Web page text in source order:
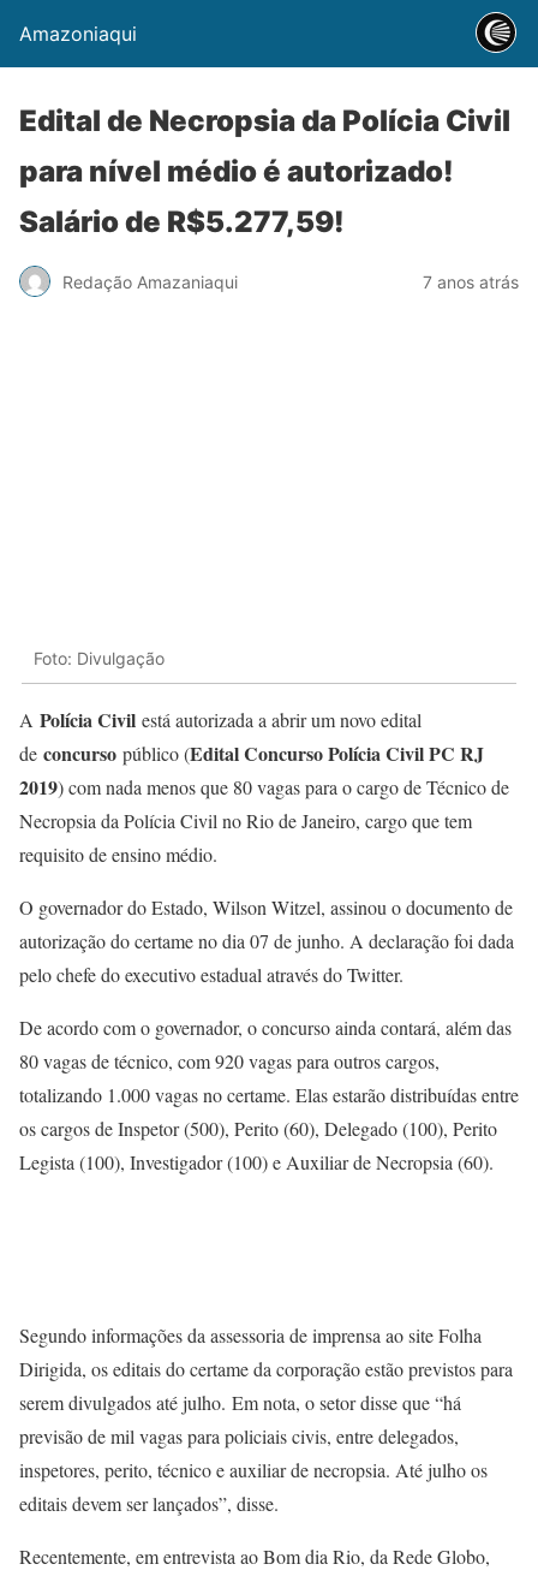
Amazoniaqui
Edital de Necropsia da Polícia Civil
para nível médio é autorizado!
Salário de R$5.277,59!
Redação Amazaniaqui 7 anos atrás
Foto: Divulgação
A Polícia Civil está autorizada a abrir um novo edital
de concurso público (Edital Concurso Polícia Civil PC RJ
2019) com nada menos que 80 vagas para o cargo de Técnico de
Necropsia da Polícia Civil no Rio de Janeiro, cargo que tem
requisito de ensino médio.
O governador do Estado, Wilson Witzel, assinou o documento de
autorização do certame no dia 07 de junho. A declaração foi dada
pelo chefe do executivo estadual através do Twitter.
De acordo com o governador, o concurso ainda contará, além das
80 vagas de técnico, com 920 vagas para outros cargos,
totalizando 1.000 vagas no certame. Elas estarão distribuídas entre
os cargos de Inspetor (500), Perito (60), Delegado (100), Perito
Legista (100), Investigador (100) e Auxiliar de Necropsia (60).
Segundo informações da assessoria de imprensa ao site Folha
Dirigida, os editais do certame da corporação estão previstos para
serem divulgados até julho. Em nota, o setor disse que “há
previsão de mil vagas para policiais civis, entre delegados,
inspetores, perito, técnico e auxiliar de necropsia. Até julho os
editais devem ser lançados”, disse.
Recentemente, em entrevista ao Bom dia Rio, da Rede Globo,